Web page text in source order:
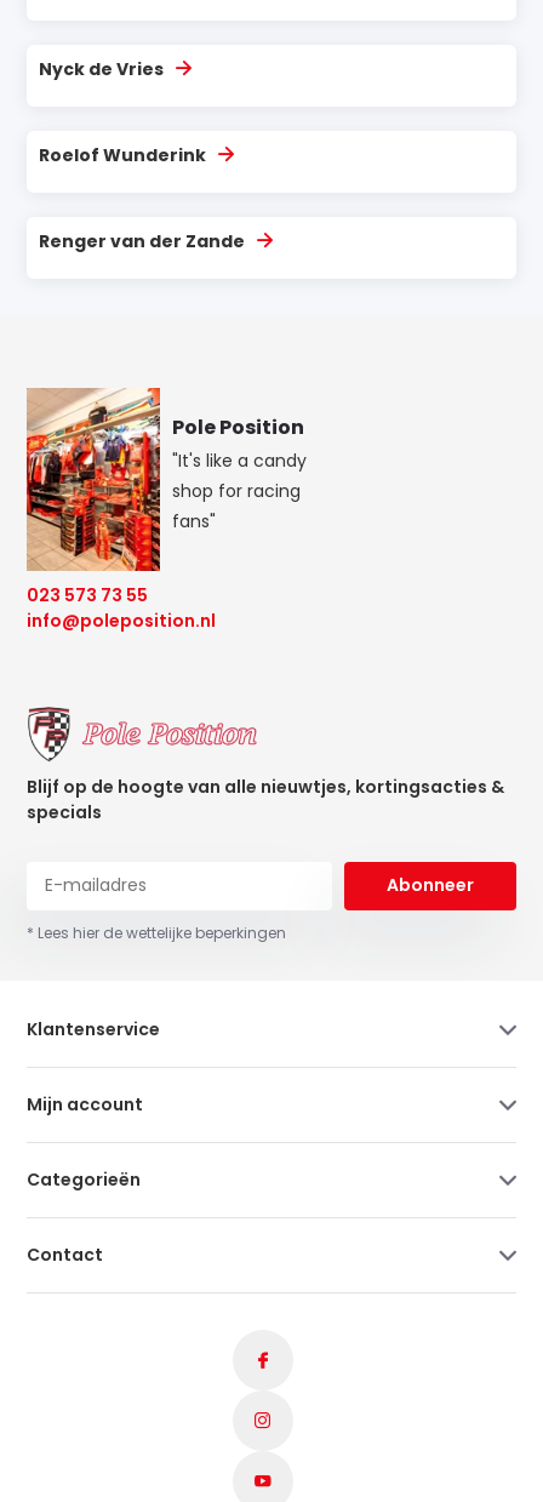
Nyck de Vries
Roelof Wunderink
Renger van der Zande
Pole Position
"It's like a candy
shop for racing
fans"
023 573 73 55
info@poleposition.nl
Blijf op de hoogte van alle nieuwtjes, kortingsacties &
specials
Abonneer
* Lees hier de wettelijke beperkingen
Klantenservice
Mijn account
Categorieën
Contact